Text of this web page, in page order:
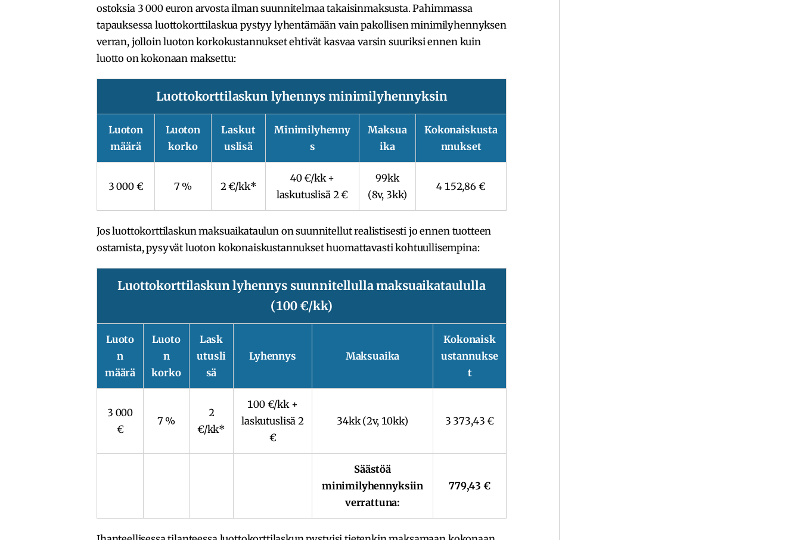
ostoksia 3 000 euron arvosta ilman suunnitelmaa takaisinmaksusta. Pahimmassa
tapauksessa luottokorttilaskua pystyy lyhentämään vain pakollisen minimilyhennyksen
verran, jolloin luoton korkokustannukset ehtivät kasvaa varsin suuriksi ennen kuin
luotto on kokonaan maksettu:
Luottokorttilaskun lyhennys minimilyhennyksin
Luoton
määrä
Luoton
korko
Laskut
uslisä
Minimilyhenny
s
Maksua
ika
Kokonaiskusta
nnukset
3 000 € 7 % 2 €/kk*
40 €/kk +
laskutuslisä 2 €
99kk
(8v, 3kk)
4 152,86 €
Jos luottokorttilaskun maksuaikataulun on suunnitellut realistisesti jo ennen tuotteen
ostamista, pysyvät luoton kokonaiskustannukset huomattavasti kohtuullisempina:
Luottokorttilaskun lyhennys suunnitellulla maksuaikataululla
(100 €/kk)
Luoto
n
määrä
Luoto
n
korko
Lask
utusli
sä
Lyhennys Maksuaika
Kokonaisk
ustannukse
t
3 000
€
7 %
2
€/kk*
100 €/kk +
laskutuslisä 2
€
34kk (2v, 10kk) 3 373,43 €
Säästöä
minimilyhennyksiin
verrattuna:
779,43 €